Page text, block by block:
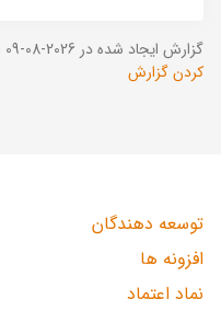
گزارش ایجاد شده در 2026-08-09 ساعت 20:10:05 (UTC +03:30).
کردن گزارش
توسعه دهندگان
افزونه ها
نماد اعتماد